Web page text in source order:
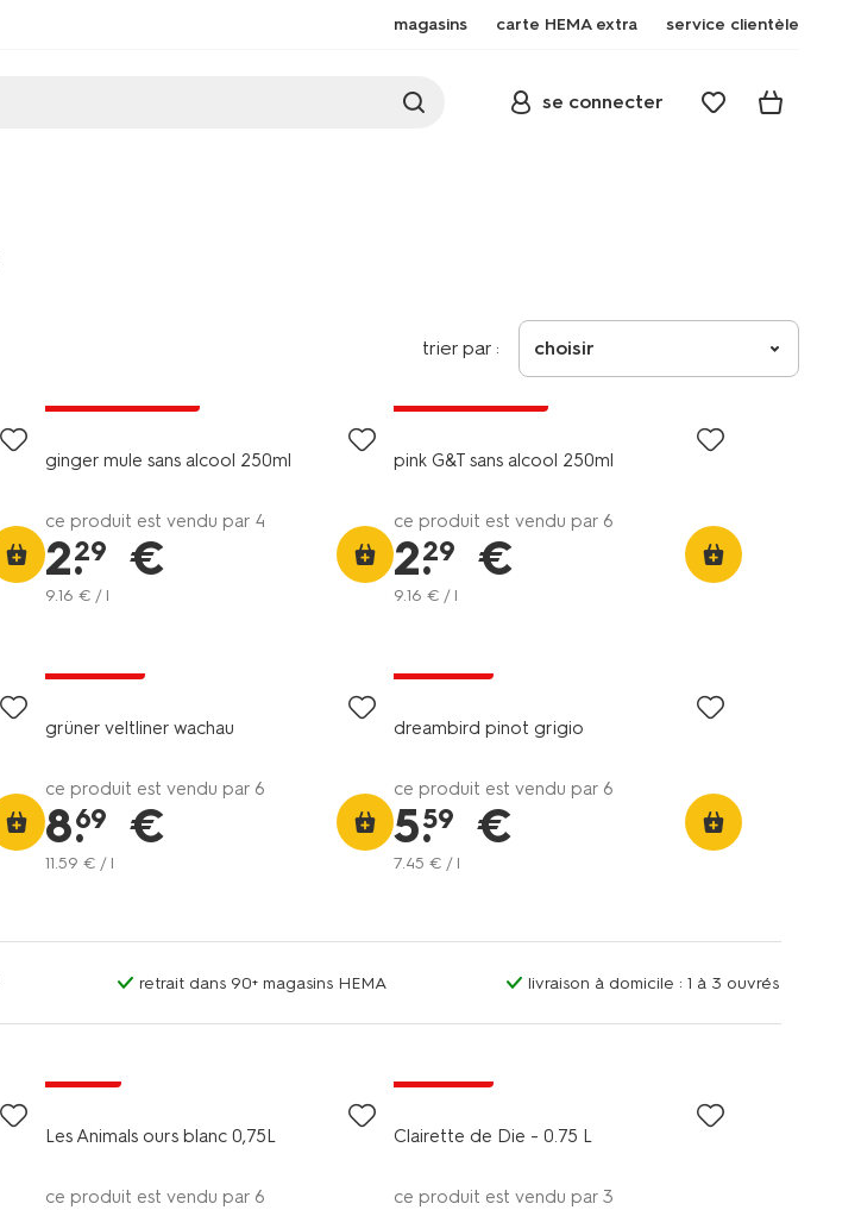
magasins carte HEMA extra service clientèle
se connecter
trier par : choisir
ginger mule sans alcool 250ml
ce produit est vendu par 4
2.
29 €
9.16 € / l
pink G&T sans alcool 250ml
ce produit est vendu par 6
2.
29 €
9.16 € / l
grüner veltliner wachau
ce produit est vendu par 6
8.
69 €
11.59 € / l
dreambird pinot grigio
ce produit est vendu par 6
5.
59 €
7.45 € / l
retrait dans 90+ magasins HEMA livraison à domicile : 1 à 3 ouvrés
Les Animals ours blanc 0,75L
ce produit est vendu par 6
Clairette de Die - 0.75 L
ce produit est vendu par 3